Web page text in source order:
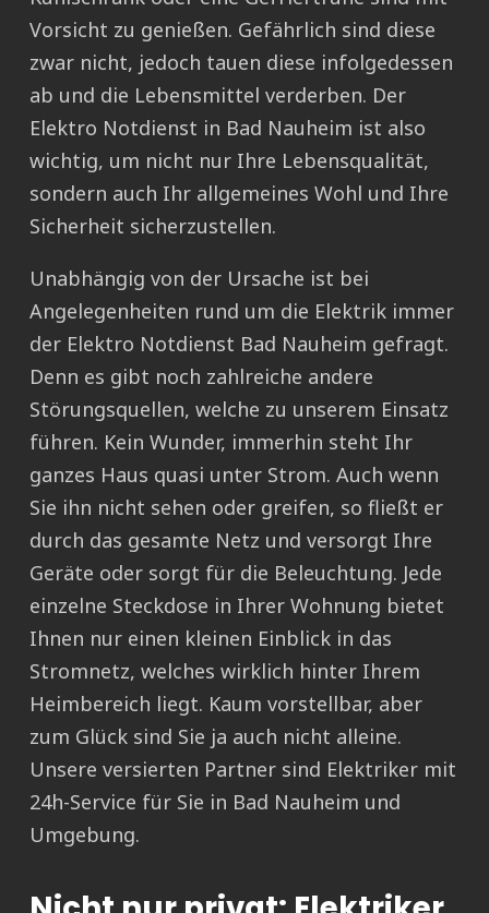
Vorsicht zu genießen. Gefährlich sind diese
zwar nicht, jedoch tauen diese infolgedessen
ab und die Lebensmittel verderben. Der
Elektro Notdienst in Bad Nauheim ist also
wichtig, um nicht nur Ihre Lebensqualität,
sondern auch Ihr allgemeines Wohl und Ihre
Sicherheit sicherzustellen.
Unabhängig von der Ursache ist bei
Angelegenheiten rund um die Elektrik immer
der Elektro Notdienst Bad Nauheim gefragt.
Denn es gibt noch zahlreiche andere
Störungsquellen, welche zu unserem Einsatz
führen. Kein Wunder, immerhin steht Ihr
ganzes Haus quasi unter Strom. Auch wenn
Sie ihn nicht sehen oder greifen, so fließt er
durch das gesamte Netz und versorgt Ihre
Geräte oder sorgt für die Beleuchtung. Jede
einzelne Steckdose in Ihrer Wohnung bietet
Ihnen nur einen kleinen Einblick in das
Stromnetz, welches wirklich hinter Ihrem
Heimbereich liegt. Kaum vorstellbar, aber
zum Glück sind Sie ja auch nicht alleine.
Unsere versierten Partner sind Elektriker mit
24h-Service für Sie in Bad Nauheim und
Umgebung.